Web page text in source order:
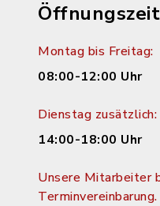
Montag bis Freitag:
08:00-12:00 Uhr
Dienstag zusätzlich:
14:00-18:00 Uhr
Unsere Mitarbeiter
Terminvereinbarung.